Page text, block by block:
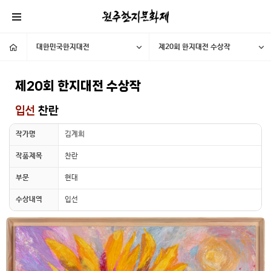
대한민국한지대전 제20회 한지대전 수상작
제20회 한지대전 수상작
입선 찬란
작가명 김계희
작품제목 찬란
부문 현대
수상내역 입선